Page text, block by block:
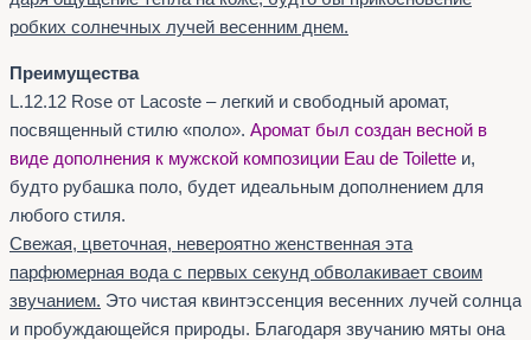
робких солнечных лучей весенним днем.
Преимущества
L.12.12 Rose от Lacoste – легкий и свободный аромат,
посвященный стилю «поло». Аромат был создан весной в
виде дополнения к мужской композиции Eau de Toilette и,
будто рубашка поло, будет идеальным дополнением для
любого стиля.
Свежая, цветочная, невероятно женственная эта
парфюмерная вода с первых секунд обволакивает своим
звучанием. Это чистая квинтэссенция весенних лучей солнца
и пробуждающейся природы. Благодаря звучанию мяты она